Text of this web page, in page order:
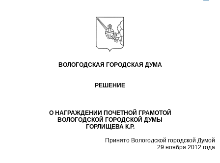
ВОЛОГОДСКАЯ ГОРОДСКАЯ ДУМА
РЕШЕНИЕ
О НАГРАЖДЕНИИ ПОЧЕТНОЙ ГРАМОТОЙ
ВОЛОГОДСКОЙ ГОРОДСКОЙ ДУМЫ
ГОРЛИЩЕВА К.Р.
Принято Вологодской городской Думой
29 ноября 2012 года